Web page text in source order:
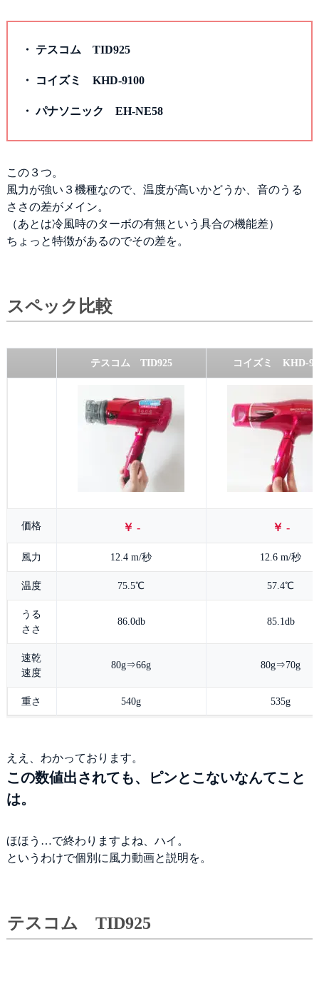
・ テスコム TID925
・ コイズミ KHD-9100
・ パナソニック EH-NE58
この３つ。
風力が強い３機種なので、温度が高いかどうか、音のうる
ささの差がメイン。
（あとは冷風時のターボの有無という具合の機能差）
ちょっと特徴があるのでその差を。
スペック比較
テスコム TID925 コイズミ KHD-
価格 ￥ - ￥ -
風力 12.4 m/秒 12.6 m/秒
温度 75.5℃ 57.4℃
うる
ささ
86.0db 85.1db
速乾
速度
80g⇒66g 80g⇒70g
重さ 540g 535g
ええ、わかっております。
この数値出されても、ピンとこないなんてこと
は。
ほほう…で終わりますよね、ハイ。
というわけで個別に風力動画と説明を。
テスコム TID925